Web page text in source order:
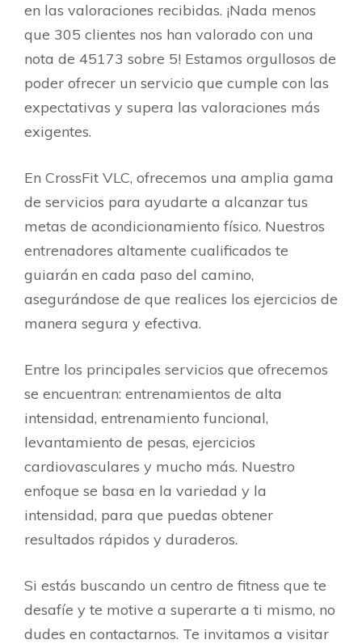
en las valoraciones recibidas. ¡Nada menos
que 305 clientes nos han valorado con una
nota de 45173 sobre 5! Estamos orgullosos de
poder ofrecer un servicio que cumple con las
expectativas y supera las valoraciones más
exigentes.
En CrossFit VLC, ofrecemos una amplia gama
de servicios para ayudarte a alcanzar tus
metas de acondicionamiento físico. Nuestros
entrenadores altamente cualificados te
guiarán en cada paso del camino,
asegurándose de que realices los ejercicios de
manera segura y efectiva.
Entre los principales servicios que ofrecemos
se encuentran: entrenamientos de alta
intensidad, entrenamiento funcional,
levantamiento de pesas, ejercicios
cardiovasculares y mucho más. Nuestro
enfoque se basa en la variedad y la
intensidad, para que puedas obtener
resultados rápidos y duraderos.
Si estás buscando un centro de fitness que te
desafíe y te motive a superarte a ti mismo, no
dudes en contactarnos. Te invitamos a visitar